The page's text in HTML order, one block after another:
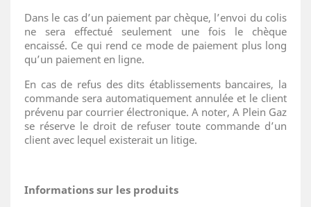
Dans le cas d’un paiement par chèque, l’envoi du colis
ne sera effectué seulement une fois le chèque
encaissé. Ce qui rend ce mode de paiement plus long
qu’un paiement en ligne.
En cas de refus des dits établissements bancaires, la
commande sera automatiquement annulée et le client
prévenu par courrier électronique. A noter, A Plein Gaz
se réserve le droit de refuser toute commande d’un
client avec lequel existerait un litige.
Informations sur les produits